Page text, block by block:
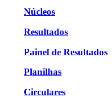
Núcleos
Resultados
Painel de Resultados
Planilhas
Circulares